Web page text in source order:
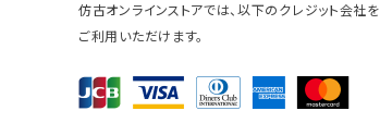
仿古オンラインストアでは、以下のクレジット会社を
ご利用いただけます。